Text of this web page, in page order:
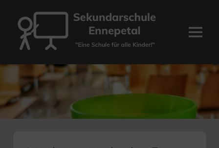
Inhalt
springen
Sekundarschule
Ennepetal
Menü